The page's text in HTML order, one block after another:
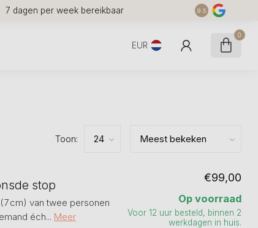
7 dagen per week bereikbaar 9.5
EUR
0
Toon:
stop
cm) van twee personen
éch... Meer
€99,00
Op voorraad
Voor 12 uur besteld, binnen 2
werkdagen in huis.